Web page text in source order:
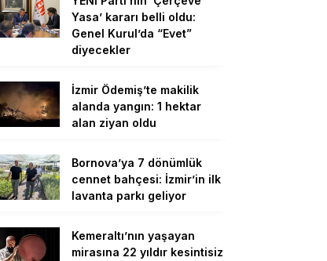
Yasa’ kararı belli oldu:
Genel Kurul’da “Evet”
diyecekler
İzmir Ödemiş’te makilik
alanda yangın: 1 hektar
alan ziyan oldu
Bornova’ya 7 dönümlük
cennet bahçesi: İzmir’in ilk
lavanta parkı geliyor
Kemeraltı’nın yaşayan
mirasına 22 yıldır kesintisiz